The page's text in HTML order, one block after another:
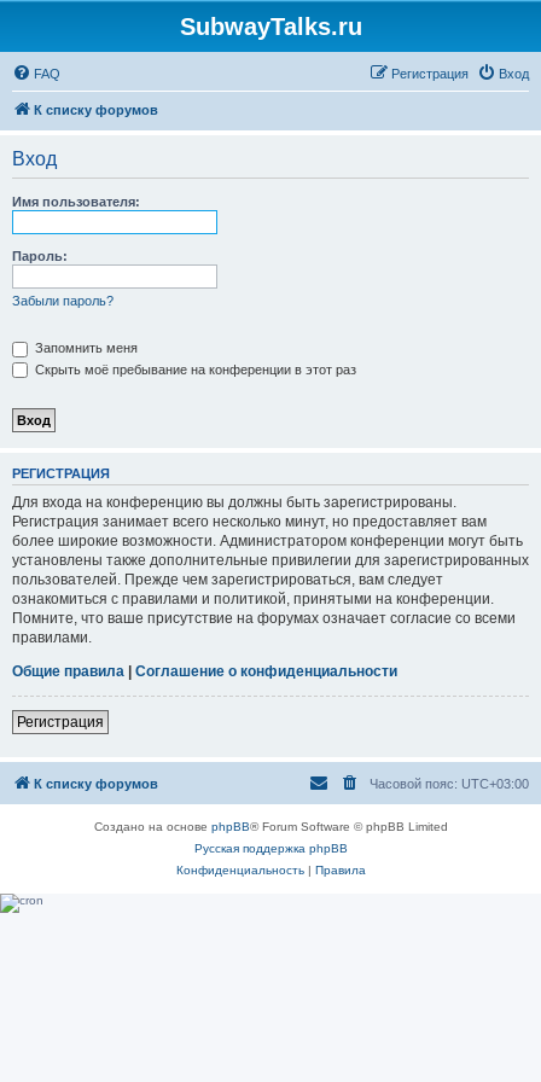
SubwayTalks.ru
FAQ Вход
Регистрация
К списку форумов
Вход
Имя пользователя:
Пароль:
Забыли пароль?
Запомнить меня
Скрыть моё пребывание на конференции в этот раз
РЕГИСТРАЦИЯ
Для входа на конференцию вы должны быть зарегистрированы.
Регистрация занимает всего несколько минут, но предоставляет вам
более широкие возможности. Администратором конференции могут быть
установлены также дополнительные привилегии для зарегистрированных
пользователей. Прежде чем зарегистрироваться, вам следует
ознакомиться с правилами и политикой, принятыми на конференции.
Помните, что ваше присутствие на форумах означает согласие со всеми
правилами.
Общие правила | Соглашение о конфиденциальности
Регистрация
К списку форумов Часовой пояс: UTC+03:00
Создано на основе phpBB® Forum Software © phpBB Limited
Русская поддержка phpBB
Конфиденциальность| Правила